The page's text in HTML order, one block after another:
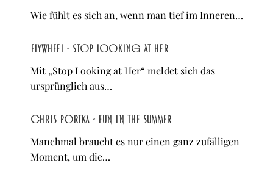
Wie fühlt es sich an, wenn man tief im Inneren…
Flywheel - Stop Looking at Her
Mit „Stop Looking at Her“ meldet sich das
ursprünglich aus…
Chris Portka - Fun in the Summer
Manchmal braucht es nur einen ganz zufälligen
Moment, um die…